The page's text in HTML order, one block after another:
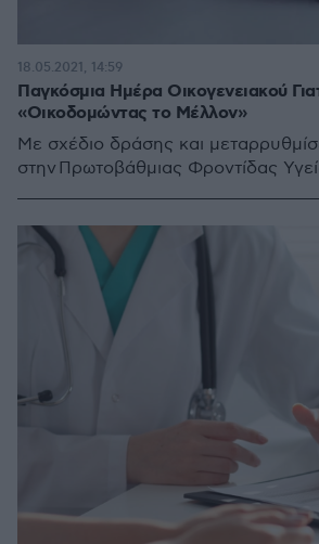
Παγκόσμια Ημέρα Οικογενειακού
«Οικοδομώντας το Μέλλον»
Με σχέδιο δράσης και
στην Πρωτοβάθμιας Φροντίδας
18.05.2021, 14:59